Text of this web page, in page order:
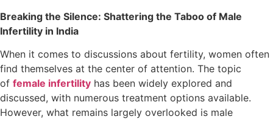
Breaking the Silence: Shattering the Taboo of Male
Infertility in India
When it comes to discussions about fertility, women often
find themselves at the center of attention. The topic
of female infertility has been widely explored and
discussed, with numerous treatment options available.
However, what remains largely overlooked is male